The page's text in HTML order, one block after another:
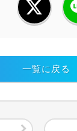
一覧に戻る